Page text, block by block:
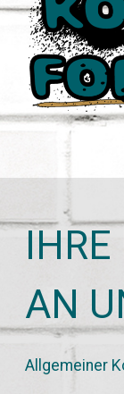
AN
​Allgemeiner